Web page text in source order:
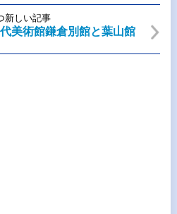
新しい記事
美術館鎌倉別館と葉山館